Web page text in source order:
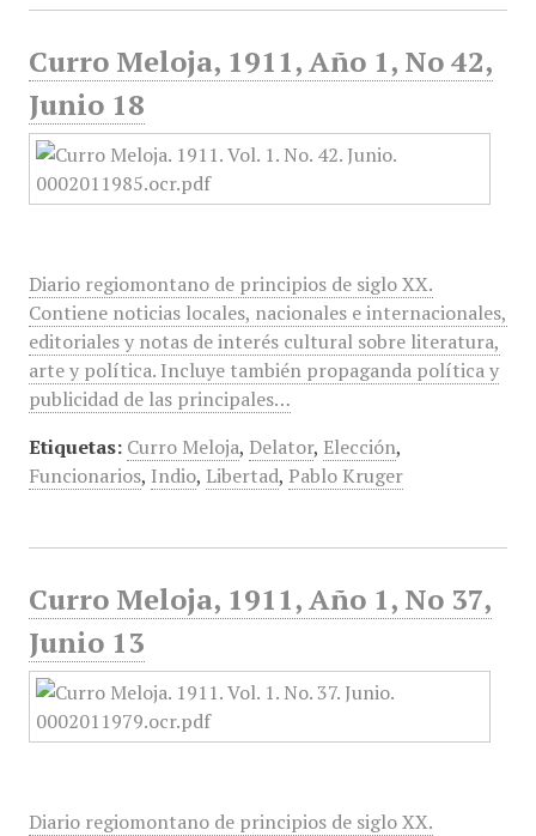
Curro Meloja, 1911, Año 1, No 42,
Junio 18
Diario regiomontano de principios de siglo XX.
Contiene noticias locales, nacionales e internacionales,
editoriales y notas de interés cultural sobre literatura,
arte y política. Incluye también propaganda política y
publicidad de las principales…
Etiquetas: Curro Meloja, Delator, Elección,
Funcionarios, Indio, Libertad, Pablo Kruger
Curro Meloja, 1911, Año 1, No 37,
Junio 13
Diario regiomontano de principios de siglo XX.